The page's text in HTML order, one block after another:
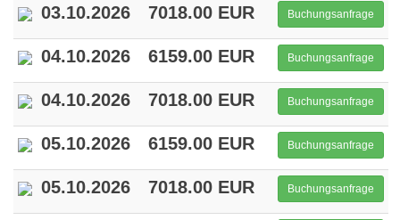
03.10.2026 7018.00 EUR Buchungsanfrage
04.10.2026 6159.00 EUR Buchungsanfrage
04.10.2026 7018.00 EUR Buchungsanfrage
05.10.2026 6159.00 EUR Buchungsanfrage
05.10.2026 7018.00 EUR Buchungsanfrage